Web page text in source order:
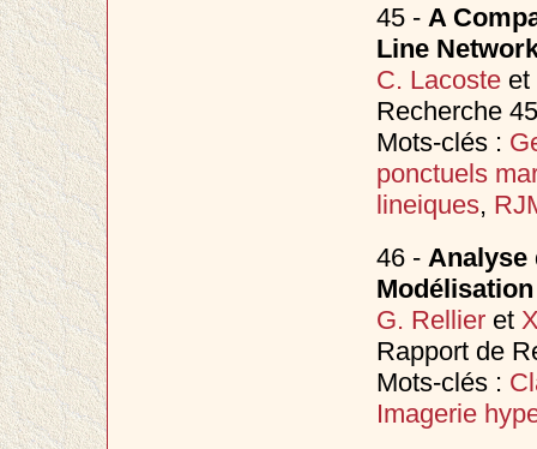
45 - A
Line
C. Lacosteet
Recherche
Mots-clés :
ponctuels
lineiques,
46 - Analyse
G. Rellieret
Rapport de
Mots-clés :
Imagerie